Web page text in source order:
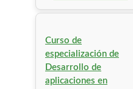
Curso de
especialización de
Desarrollo de
aplicaciones en